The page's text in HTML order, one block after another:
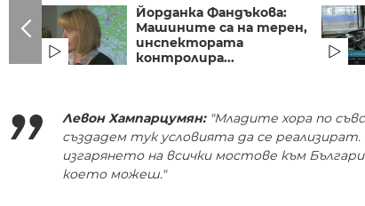
Йорданка Фандъкова:
Машините са на терен,
инспектората
контролира...
Левон Хампарцумян:"Младите хора по
създадем тук условията да се
изгарянето на всички мостове към
което можеш."